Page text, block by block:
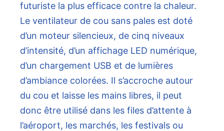
futuriste la plus efficace contre la chaleur.
Le ventilateur de cou sans pales est doté
d’un moteur silencieux, de cinq niveaux
d’intensité, d’un affichage LED numérique,
d’un chargement USB et de lumières
d’ambiance colorées. Il s’accroche autour
du cou et laisse les mains libres, il peut
donc être utilisé dans les files d’attente à
l’aéroport, les marchés, les festivals ou